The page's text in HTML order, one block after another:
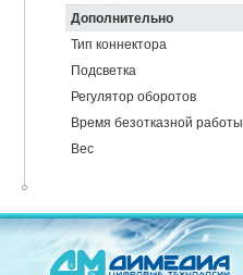
Дополнительно
Тип коннектора
Подсветка
Регулятор оборотов
Время безотказной работы
Вес